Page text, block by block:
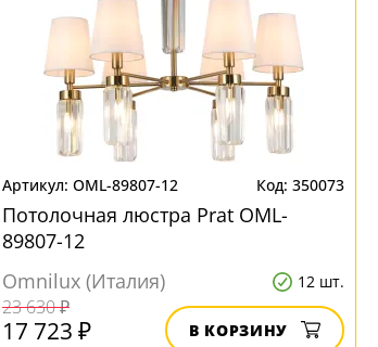
OML-89807-12 350073
Потолочная люстра Prat OML-
89807-12
Omnilux (Италия)
12 шт.
23 630 ₽
17 723 ₽ В КОРЗИНУ